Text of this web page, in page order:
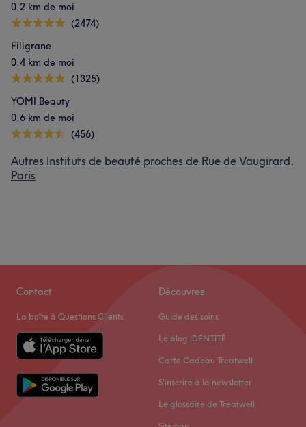
0,2 km de moi
(2474)
Filigrane
0,4 km de moi
(1325)
YOMI Beauty
0,6 km de moi
(456)
Autres Instituts de beauté proches de Rue de Vaugirard,
Paris
Contact
La boîte à Questions Clients
Découvrez
Guide des soins
Le blog IDENTITÉ
Carte Cadeau Treatwell
S'inscrire à la newsletter
Le glossaire de Treatwell